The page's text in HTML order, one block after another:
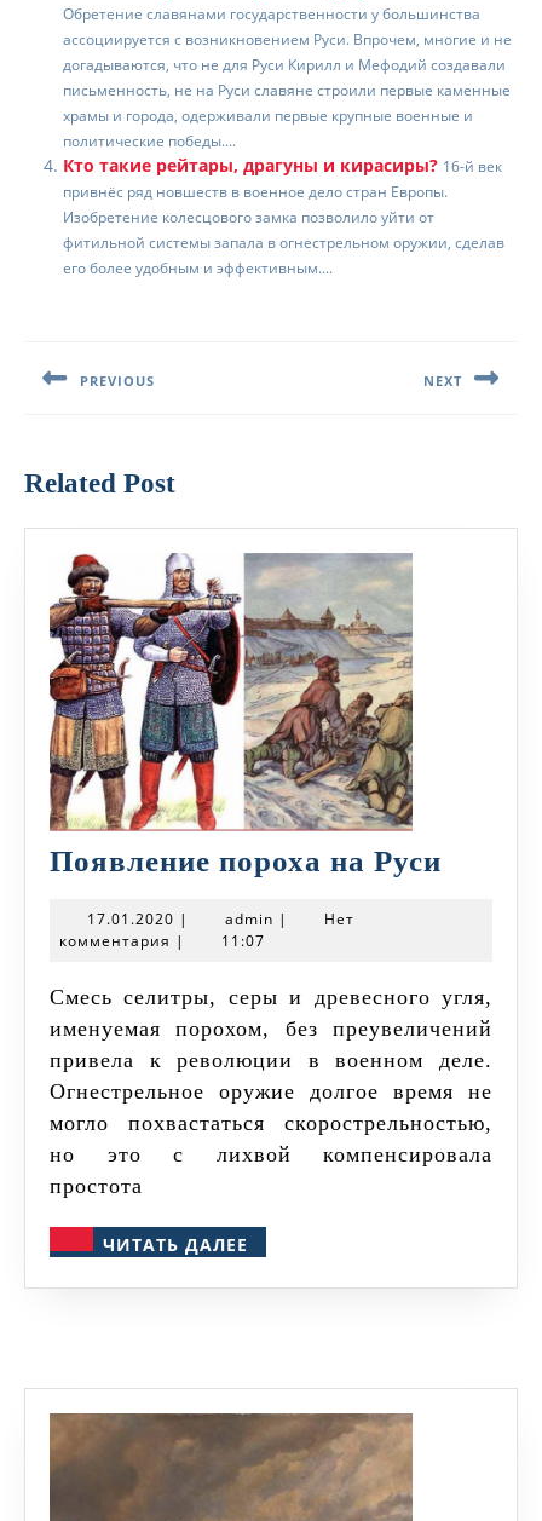
Обретение славянами государственности у большинства
ассоциируется с возникновением Руси. Впрочем, многие и не
догадываются, что не для Руси Кирилл и Мефодий создавали
письменность, не на Руси славяне строили первые каменные
храмы и города, одерживали первые крупные военные и
политические победы....
Кто такие рейтары, драгуны и кирасиры? 16-й век
привнёс ряд новшеств в военное дело стран Европы.
Изобретение колесцового замка позволило уйти от
фитильной системы запала в огнестрельном оружии, сделав
его более удобным и эффективным....
записям
PREVIOUS NEXT
Related Post
Появление пороха на Руси
17.01.2020 17.01.2020
| admin admin
|
Нет
комментария | 11:07
Смесь селитры, серы и древесного угля,
именуемая порохом, без преувеличений
привела к революции в военном деле.
Огнестрельное оружие долгое время не
могло похвастаться скорострельностью,
но это с лихвой компенсировала
простота
ЧИТАТЬ ДАЛЕЕ
ДАЛЕЕ